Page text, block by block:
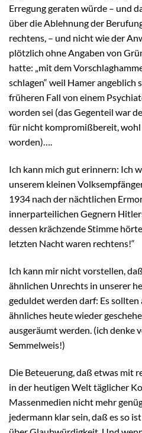
Erregung geraten würde – und
über die Ablehnung der
rechtens, – und nicht wie der
plötzlich ohne Angaben von
hatte: „mit dem
schlagen“ weil Hamer angeblich
früheren Fall von einem
worden sei (das Gegenteil war
für nicht kompromißbereit,
worden)….
Ich kann mich gut erinnern: Ich
unserem kleinen
1934 nach der nächtlichen
innerparteilichen Gegnern
dessen krächzende Stimme
letzten Nacht waren rechtens!“
Ich kann mir nicht vorstellen,
ähnlichen Unrechts in unserer
geduldet werden darf: Es sollten
ähnliches heute wieder
ausgeräumt werden. (ich denke
Semmelweis!)
Die Beteuerung, daß etwas mit
in der heutigen Welt täglicher
Massenmedien nicht mehr
jedermann klar sein, daß es so